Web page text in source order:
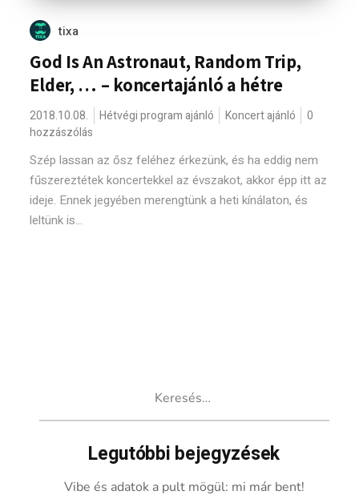
tixa
God Is An Astronaut, Random Trip,
Elder, … – koncertajánló a hétre
2018.10.08. Hétvégi program ajánló Koncert ajánló
0
hozzászólás
Szép lassan az ősz feléhez érkezünk, és ha eddig nem
fűszereztétek koncertekkel az évszakot, akkor épp itt az
ideje. Ennek jegyében merengtünk a heti kínálaton, és
leltünk is...
Legutóbbi bejegyzések
Vibe és adatok a pult mögül: mi már bent!